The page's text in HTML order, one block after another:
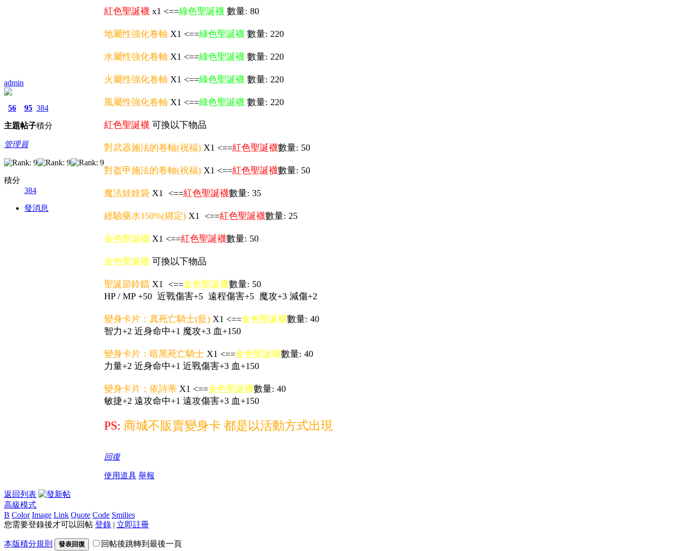
admin
56
主題
95
帖子
384
積分
管理員
積分
384
發消息
紅色聖誕襪 x1 <==綠色聖誕襪 數量: 80
地屬性強化卷軸 X1 <==綠色聖誕襪 數量: 220
水屬性強化卷軸 X1 <==綠色聖誕襪 數量: 220
火屬性強化卷軸 X1 <==綠色聖誕襪 數量: 220
風屬性強化卷軸 X1 <==綠色聖誕襪 數量: 220
紅色聖誕襪 可換以下物品
對武器施法的卷軸(祝福) X1 <==紅色聖誕襪數量: 50
對盔甲施法的卷軸(祝福) X1 <==紅色聖誕襪數量: 50
魔法娃娃袋 X1 <==紅色聖誕襪數量: 35
經驗藥水150%(綁定) X1 <==紅色聖誕襪數量: 25
金色聖誕襪 X1 <==紅色聖誕襪數量: 50
金色聖誕襪 可換以下物品
聖誕節鈴鐺 X1 <==金色聖誕襪數量: 50
HP / MP +50 近戰傷害+5 遠程傷害+5 魔攻+3 減傷+2
變身卡片：真死亡騎士(藍) X1 <==金色聖誕襪數量: 40
智力+2 近身命中+1 魔攻+3 血+150
變身卡片：暗黑死亡騎士 X1 <==金色聖誕襪數量: 40
力量+2 近身命中+1 近戰傷害+3 血+150
變身卡片：依詩蒂 X1 <==金色聖誕襪數量: 40
敏捷+2 遠攻命中+1 遠攻傷害+3 血+150
PS: 商城不販賣變身卡 都是以活動方式出現
回復
使用道具 舉報
返回列表
高級模式
B Color Image Link Quote Code Smilies
您需要登錄後才可以回帖 登錄 | 立即註冊
本版積分規則 發表回復 回帖後跳轉到最後一頁